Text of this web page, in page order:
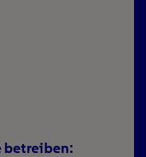
betreiben: